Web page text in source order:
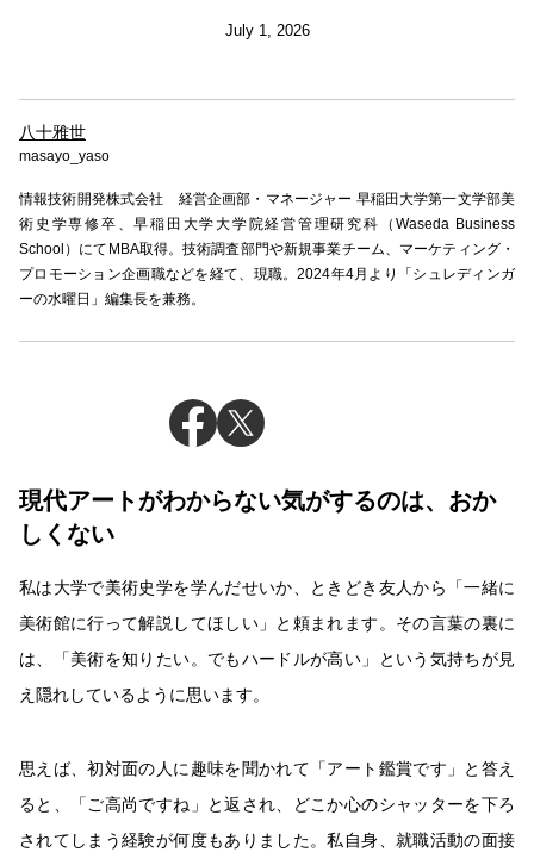
July 1, 2026
八十雅世
masayo_yaso
情報技術開発株式会社 経営企画部・マネージャー 早稲田大学第一文学部美
術史学専修卒、早稲田大学大学院経営管理研究科（Waseda Business
School）にてMBA取得。技術調査部門や新規事業チーム、マーケティング・
プロモーション企画職などを経て、現職。2024年4月より「シュレディンガ
ーの水曜日」編集長を兼務。
現代アートがわからない気がするのは、おか
しくない
私は大学で美術史学を学んだせいか、ときどき友人から「一緒に
美術館に行って解説してほしい」と頼まれます。その言葉の裏に
は、「美術を知りたい。でもハードルが高い」という気持ちが見
え隠れしているように思います。
思えば、初対面の人に趣味を聞かれて「アート鑑賞です」と答え
ると、「ご高尚ですね」と返され、どこか心のシャッターを下ろ
されてしまう経験が何度もありました。私自身、就職活動の面接